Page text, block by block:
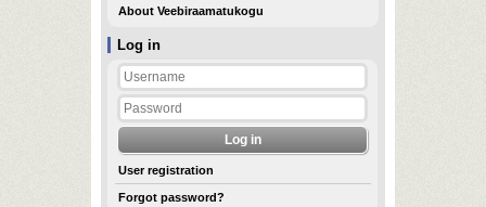
Log in
User registration
Forgot password?
About Veebiraamatukogu